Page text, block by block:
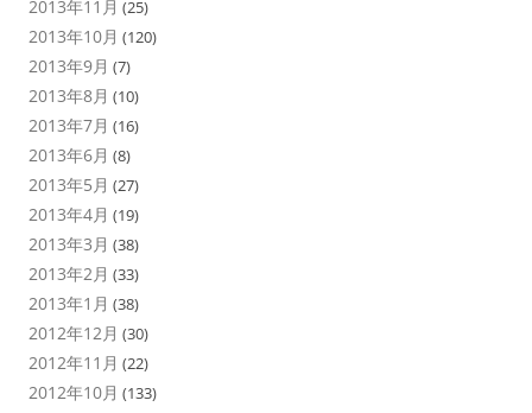
2013年11月 (25)
2013年10月 (120)
2013年9月 (7)
2013年8月 (10)
2013年7月 (16)
2013年6月 (8)
2013年5月 (27)
2013年4月 (19)
2013年3月 (38)
2013年2月 (33)
2013年1月 (38)
2012年12月 (30)
2012年11月 (22)
2012年10月 (133)